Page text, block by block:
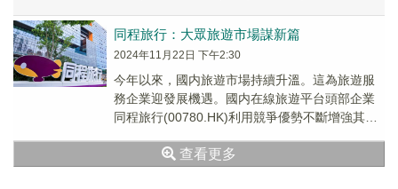
同程旅行：大眾旅遊市場謀新篇
2024年11月22日 下午2:30
今年以來，國内旅遊市場持續升溫。這為旅遊服
務企業迎發展機遇。國内在線旅遊平台頭部企業
同程旅行(00780.HK)利用競爭優勢不斷增強其產
查看更多